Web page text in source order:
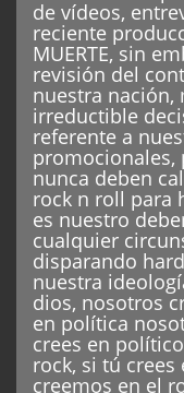
de vídeos,
reciente
MUERTE, sin
revisión del
nuestra nación,
irreductible
referente a
promocionales,
nunca deben
rock n roll para
es nuestro
cualquier
disparando
nuestra
dios, nosotros
en política
crees en
rock, si tú
creemos en el